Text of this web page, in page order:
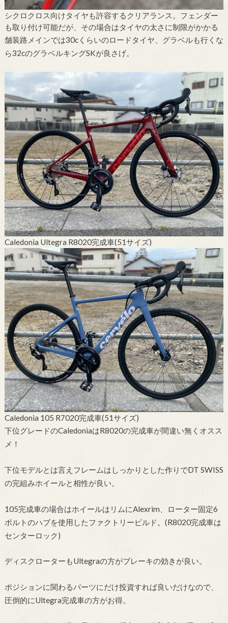
シクロクロス向けタイヤも許容するクリアランス。フェンダー
も取り付け可能だが、その場合はタイヤの太さに制限がかかる
舗装路メインでは30cくらいのロードタイヤ、グラベルも行くな
ら32cのグラベルキングSKが良さげ。
Caledonia Ultegra R8020完成車(51サイズ)
Caledonia 105 R7020完成車(51サイズ)
下位グレードのCaledoniaはR8020の完成車が間違い無くオスス
メ！
下位モデルとは言えフレームはしっかりとした作りでDT SWISS
の完組みホイールと相性が良い。
105完成車の場合はホイールはリムにAlexrim、ローター固定6
ボルトのハブを使用したファクトリービルド。(R8020完成車は
センターロック)
ディスクローターもUltegraの方がブレーキの効きが良い。
ポジションに関わるパーツにだけ投資すれば良いだけなので、
圧倒的にUltegra完成車の方がお得。